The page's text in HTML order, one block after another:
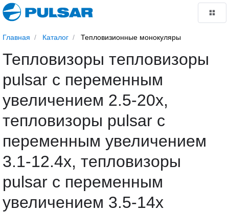
Главная Каталог Тепловизионные монокуляры
Тепловизоры тепловизоры
pulsar с переменным
увеличением 2.5-20х,
тепловизоры pulsar с
переменным увеличением
3.1-12.4х, тепловизоры
pulsar с переменным
увеличением 3.5-14x